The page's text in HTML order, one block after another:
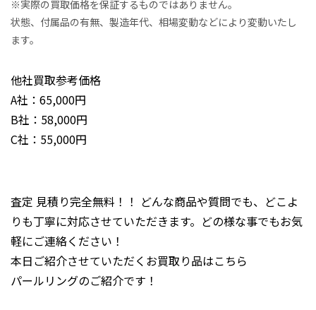
※実際の買取価格を保証するものではありません。
状態、付属品の有無、製造年代、相場変動などにより変動いたし
ます。
他社買取参考価格
A社：65,000円
B社：58,000円
C社：55,000円
査定 見積り完全無料！！ どんな商品や質問でも、どこよ
りも丁寧に対応させていただきます。どの様な事でもお気
軽にご連絡ください！
本日ご紹介させていただくお買取り品はこちら
パールリングのご紹介です！